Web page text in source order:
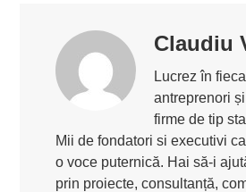
Claudiu
Lucrez în
antreprenori
firme de tip
Mii de fondatori si executivi
o voce puternică. Hai să-i
prin proiecte, consultanță,